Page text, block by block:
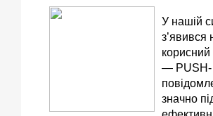
У нашій
з’явився
корисний
— PUSH-
значно